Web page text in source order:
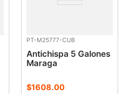
PT-M25777-CUB
Antichispa 5 Galones
Maraga
$1608.00